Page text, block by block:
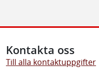
Kontakta oss
Till alla kontaktuppgifter